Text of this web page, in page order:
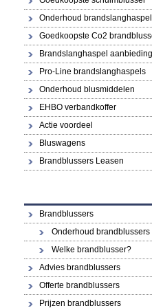
Onderhoud
Goedkoopste Co2
Brandslanghaspel aanbieding
Pro-Line brandslanghaspels
Onderhoud blusmiddelen
EHBO verbandkoffer
Actie voordeel
Bluswagens
Brandblussers Leasen
Brandblussers
Onderhoud brandblussers
Welke brandblusser?
Advies brandblussers
Offerte brandblussers
Prijzen brandblussers